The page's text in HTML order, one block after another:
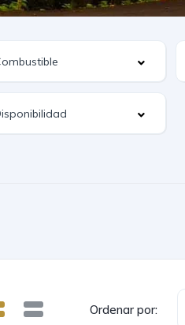
Ordenar por: